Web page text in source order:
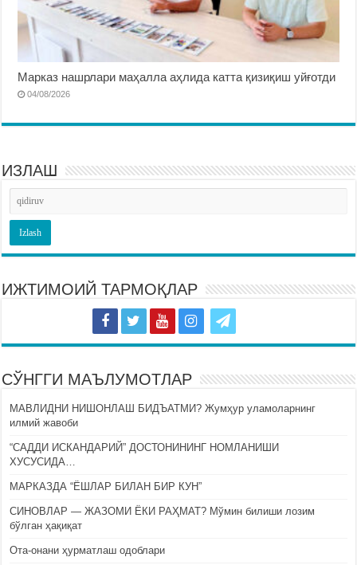
Марказ нашрлари маҳалла аҳлида катта қизиқиш уйғотди
04/08/2026
ИЗЛАШ
ИЖТИМОИЙ ТАРМОҚЛАР
СЎНГГИ МАЪЛУМОТЛАР
МАВЛИДНИ НИШОНЛАШ БИДЪАТМИ? Жумҳур уламоларнинг
илмий жавоби
“САДДИ ИСКАНДАРИЙ” ДОСТОНИНИНГ НОМЛАНИШИ
ХУСУСИДА…
МАРКАЗДА “ЁШЛАР БИЛАН БИР КУН”
СИНОВЛАР — ЖАЗОМИ ЁКИ РАҲМАТ? Мўмин билиши лозим
бўлган ҳақиқат
Ота-онани ҳурматлаш одоблари